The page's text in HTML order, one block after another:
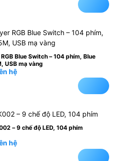
Blue Switch – 104 phím, Blue
USB mạ vàng
hệ
– 9 chế độ LED, 104 phím
hệ